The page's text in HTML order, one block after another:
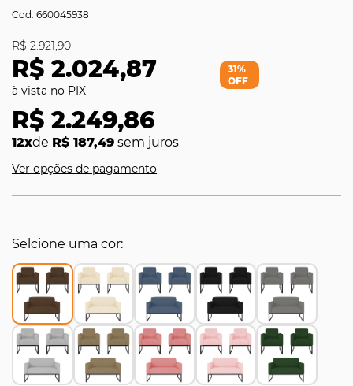
660045938
R$ 2.024,87
R$ 2.921,90
R$ 2.249,86
12xde R$ 187,49 sem juros
31%
OFF
Ver opções de pagamento
Selcione uma cor